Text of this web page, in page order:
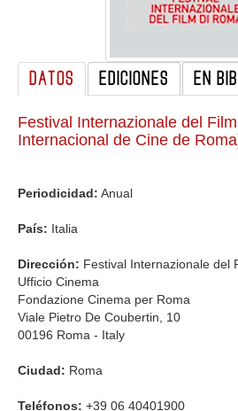
DATOS EDICIONES EN
Festival Internazionale del
Internacional de Cine de
Periodicidad: Anual
País: Italia
Dirección: Festival Internazionale del
Ufficio Cinema
Fondazione Cinema per Roma
Viale Pietro De Coubertin, 10
00196 Roma - Italy
Ciudad: Roma
Teléfonos: +39 06 40401900